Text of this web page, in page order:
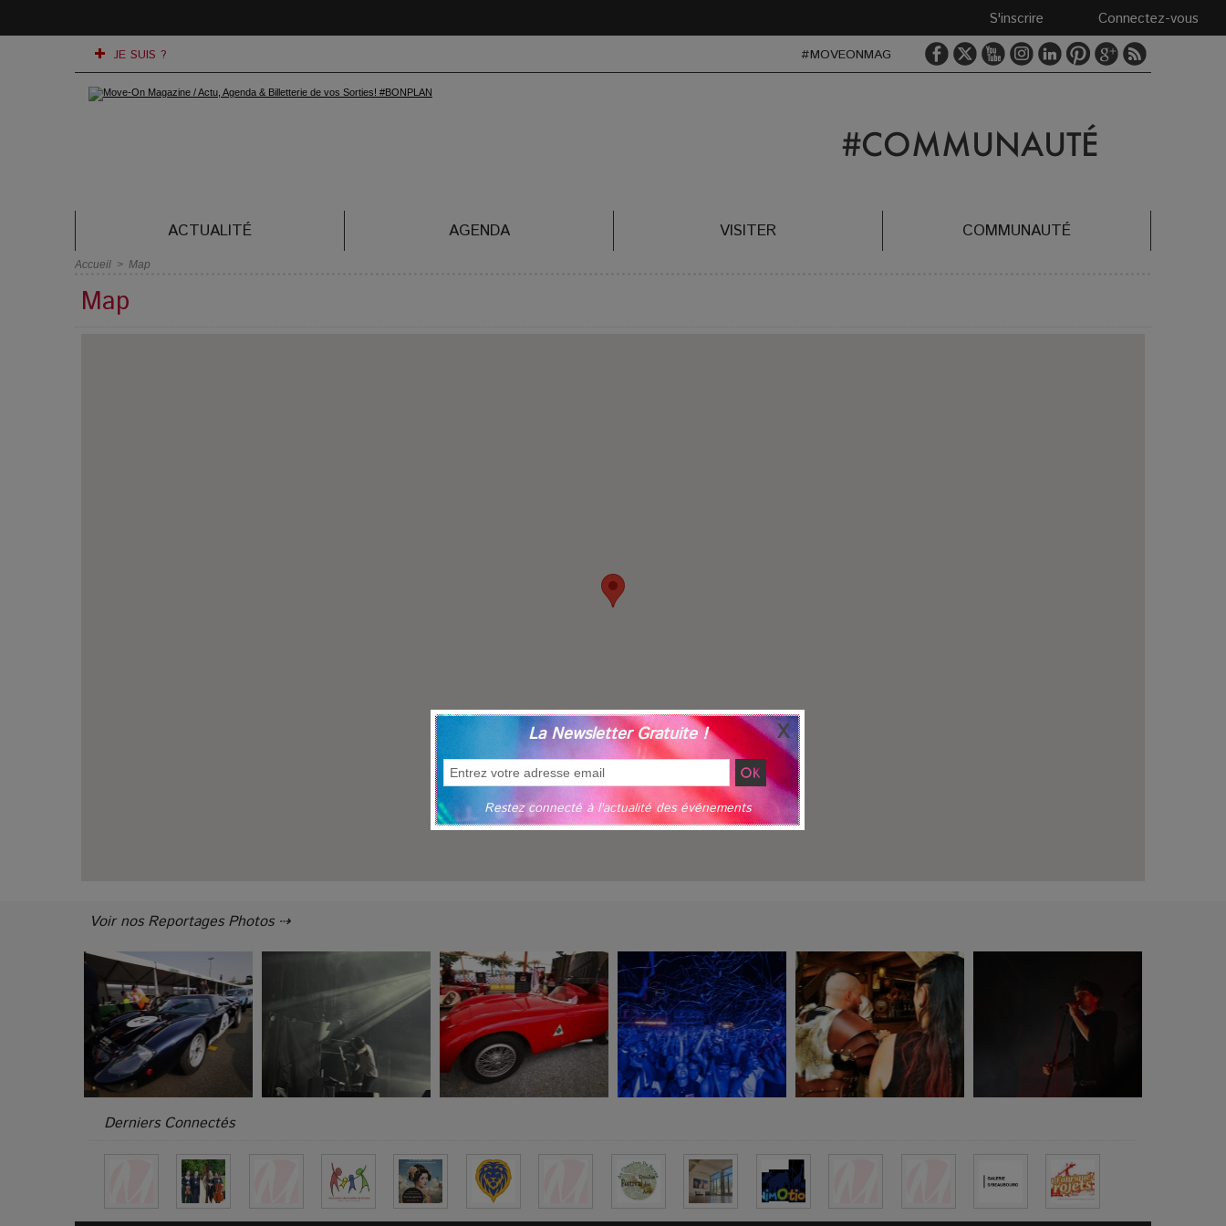
Connectez-vous
S'inscrire
JE SUIS ? #MOVEONMAG
ACTUALITÉ AGENDA VISITER COMMUNAUTÉ
Accueil > Map
Map
Voir nos Reportages Photos ⇢
Derniers Connectés
La Newsletter Gratuite !
Restez connecté à l'actualité des événements